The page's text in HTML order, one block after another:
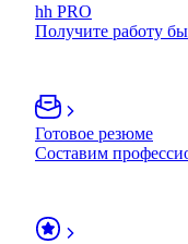
hh PRO
Получите работу
Готовое резюме
Составим